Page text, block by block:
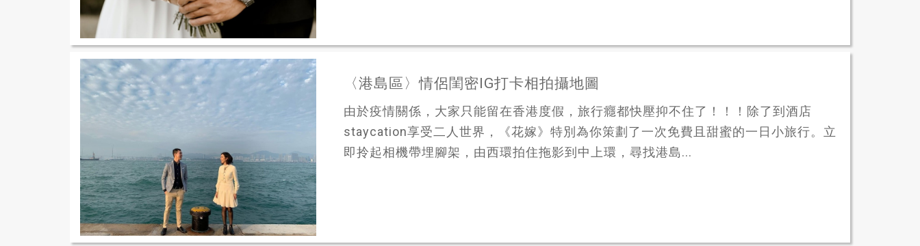
〈港島區〉情侶閨密IG打卡相拍攝地圖
由於疫情關係，大家只能留在香港度假，旅行癮都快壓抑不住了！！！除了到酒店
staycation享受二人世界，《花嫁》特別為你策劃了一次免費且甜蜜的一日小旅行。立
即拎起相機帶埋腳架，由西環拍住拖影到中上環，尋找港島...